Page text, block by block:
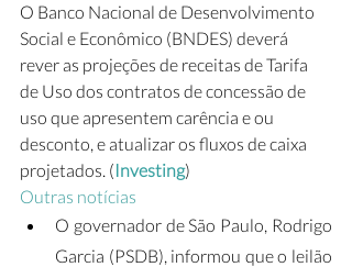
O Banco Nacional de Desenvolvimento
Social e Econômico (BNDES) deverá
rever as projeções de receitas de Tarifa
de Uso dos contratos de concessão de
uso que apresentem carência e ou
desconto, e atualizar os fluxos de caixa
projetados. (Investing)
Outras notícias
O governador de São Paulo, Rodrigo
Garcia (PSDB), informou que o leilão